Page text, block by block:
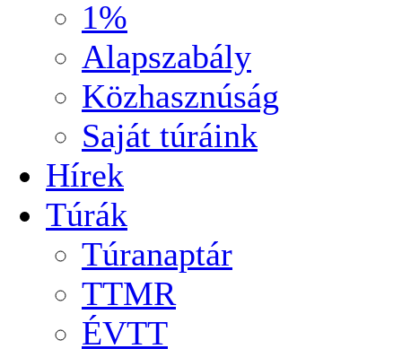
1%
Alapszabály
Közhasznúság
Saját túráink
Hírek
Túrák
Túranaptár
TTMR
ÉVTT